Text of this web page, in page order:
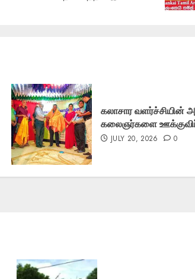
கலாசார வளர்ச்சியின்
கலைஞர்களை
JULY 20, 2026 0